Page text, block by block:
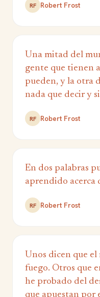
RF Robert Frost
Una mitad del
gente que tienen
pueden, y la otra
nada que decir y
RF Robert Frost
En dos palabras
aprendido acerca
RF Robert Frost
Unos dicen que
fuego. Otros que
he probado del
que apuestan por